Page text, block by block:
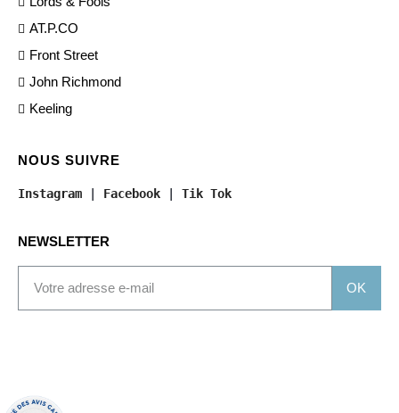
AT.P.CO
Front Street
John Richmond
Keeling
NOUS SUIVRE
Instagram | Facebook | Tik Tok
NEWSLETTER
OK